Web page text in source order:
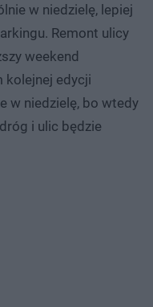
w niedzielę, lepiej
Remont ulicy
weekend
kolejnej edycji
w niedzielę, bo wtedy
i ulic będzie